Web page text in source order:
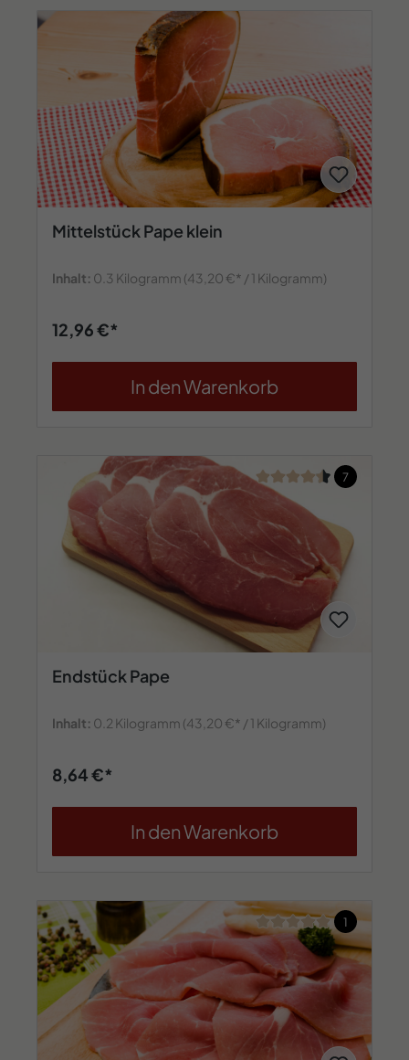
Mittelstück Pape klein
Inhalt: 0.3 Kilogramm (43,20 €* / 1 Kilogramm)
12,96 €*
In den Warenkorb
Durchschnittliche
7
Endstück Pape
Inhalt: 0.2 Kilogramm (43,20 €* / 1 Kilogramm)
8,64 €*
In den Warenkorb
Durchschnittliche
1